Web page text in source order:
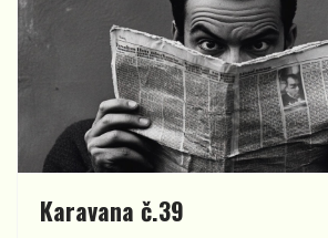
Karavana č.39